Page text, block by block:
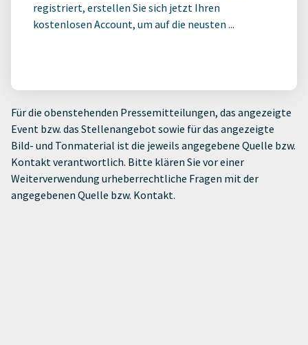
registriert, erstellen Sie sich jetzt Ihren
kostenlosen Account, um auf die neusten ...
Für die obenstehenden Pressemitteilungen, das angezeigte
Event bzw. das Stellenangebot sowie für das angezeigte
Bild- und Tonmaterial ist die jeweils angegebene Quelle bzw.
Kontakt verantwortlich. Bitte klären Sie vor einer
Weiterverwendung urheberrechtliche Fragen mit der
angegebenen Quelle bzw. Kontakt.